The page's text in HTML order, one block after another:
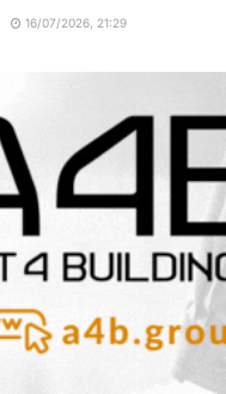
16/07/2026, 21:29